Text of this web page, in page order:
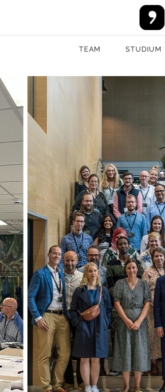
TEAM STUDIUM